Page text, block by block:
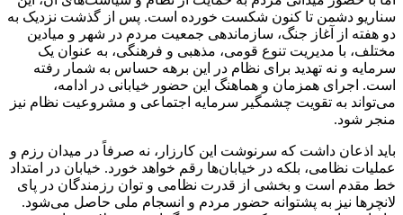
سناریو دشمن تا کنون شکست خورده است. پس از گذشت نزدیک به
دو هفته از آغاز جنگ، سازماندهی جمعیت مردم در شهر و میادین
مختلف، با مدیریت تنوع قومی، مذهبی و فرهنگی، به عنوان یک
سرمایه و نه تهدید برای نظام در این برهه حساس به شمار رفته
است. اجرای همزمان و هماهنگ این حضور خیابانی در ادامه،
می‌تواند به تقویت چشمگیر سرمایه اجتماعی و مشروعیت نظام نیز
منجر شود.
باید اذعان داشت که سرنوشت این کارزار، نه صرفاً در میدان رزم و
عملیات نظامی، بلکه در خیابان‌ها رقم خواهد خورد. خیابان در امتداد
خط مقدم است و بخشی از قدرت نظامی و توان رزمندگان در پای
لانچرها نیز به پشتوانه حضور مردم و انسجام ملی حاصل می‌شود.